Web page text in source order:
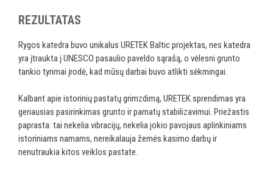
REZULTATAS
Rygos katedra buvo unikalus URETEK Baltic projektas, nes katedra
yra įtraukta į UNESCO pasaulio paveldo sąrašą, o vėlesni grunto
tankio tyrimai įrodė, kad mūsų darbai buvo atlikti sėkmingai.
Kalbant apie istorinių pastatų grimzdimą, URETEK sprendimas yra
geriausias pasirinkimas grunto ir pamatų stabilizavimui. Priežastis
paprasta: tai nekelia vibracijų, nekelia jokio pavojaus aplinkiniams
istoriniams namams, nereikalauja žemės kasimo darbų ir
nenutraukia kitos veiklos pastate.